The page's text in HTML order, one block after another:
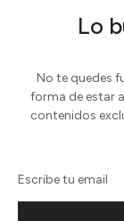
Lo
No te quedes
forma de estar
contenidos